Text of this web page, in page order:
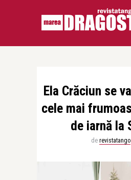
Ela Crăciun se
cele mai
de iarnă la
de revistatango